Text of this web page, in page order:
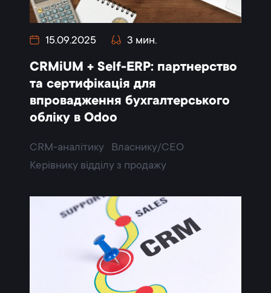
15.09.2025 3 мин.
CRMiUM + Self-ERP: партнерство
та сертифікація для
впровадження бухгалтерського
обліку в Odoo
CRM-аналітику
Власнику/CEO
Керівнику відділу з продажу